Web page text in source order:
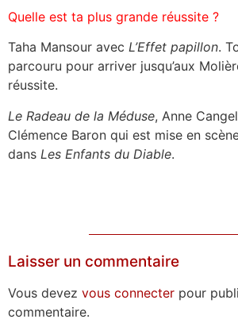
Quelle est ta plus grande réussite ?
Taha Mansour avec L’Effet papillon.
parcouru pour arriver jusqu’aux
réussite.
Le Radeau de la Méduse, Anne
Clémence Baron qui est mise en
dans Les Enfants du Diable.
Laisser un commentaire
Vous devez vous connecter pour
commentaire.